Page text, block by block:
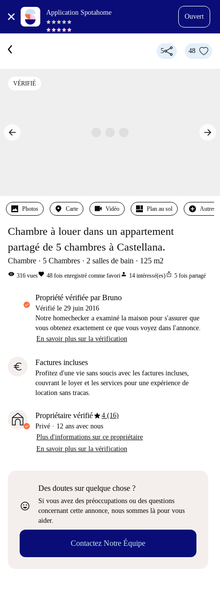
Application Spotahome
Ouvert
5 48
VÉRIFIÉ
Photos Carte Vidéo Plan au sol Autres
Chambre à louer dans un appartement
partagé de 5 chambres à Castellana.
Chambre 5 Chambres 2 salles de bain 125 m2
visibility 316 vuesfavorite 48 fois enregistré comme favoriperson 14 intéressé(es)ios_share 5 fois partagé
propriété vérifiée par Bruno
Vérifié le 29 juin 2016
Notre homechecker a examiné la maison pour s'assurer que
vous obtenez exactement ce que vous voyez dans l'annonce.
En savoir plus sur la vérification
euro Factures incluses
Profitez d'une vie sans soucis avec les factures incluses,
couvrant le loyer et les services pour une expérience de
location sans tracas.
Propriétaire vérifiéstar4 (16)
Privé · 12 ans avec nous
Plus d'informations sur ce propriétaire
En savoir plus sur la vérification
sentiment_very_satisfied
Des doutes sur quelque chose ?
Si vous avez des préoccupations ou des questions
concernant cette annonce, nous sommes là pour vous
aider.
Contactez Notre Équipe